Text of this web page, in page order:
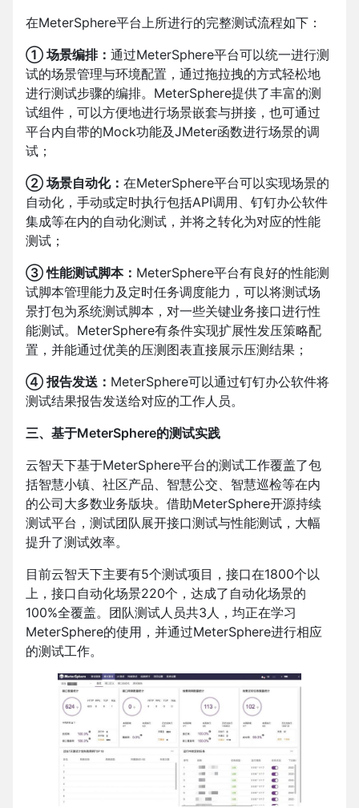
在MeterSphere平台上所进行的完整测试流程如下：
① 场景编排： 通过MeterSphere平台可以统一进行测
试的场景管理与环境配置，通过拖拉拽的方式轻松地
进行测试步骤的编排。MeterSphere提供了丰富的测
试组件，可以方便地进行场景嵌套与拼接，也可通过
平台内自带的Mock功能及JMeter函数进行场景的调
试；
② 场景自动化： 在MeterSphere平台可以实现场景的
自动化，手动或定时执行包括API调用、钉钉办公软件
集成等在内的自动化测试，并将之转化为对应的性能
测试；
③ 性能测试脚本： MeterSphere平台有良好的性能测
试脚本管理能力及定时任务调度能力，可以将测试场
景打包为系统测试脚本，对一些关键业务接口进行性
能测试。MeterSphere有条件实现扩展性发压策略配
置，并能通过优美的压测图表直接展示压测结果；
④ 报告发送： MeterSphere可以通过钉钉办公软件将
测试结果报告发送给对应的工作人员。
三、基于MeterSphere的测试实践
云智天下基于MeterSphere平台的测试工作覆盖了包
括智慧小镇、社区产品、智慧公交、智慧巡检等在内
的公司大多数业务版块。借助MeterSphere开源持续
测试平台，测试团队展开接口测试与性能测试，大幅
提升了测试效率。
目前云智天下主要有5个测试项目，接口在1800个以
上，接口自动化场景220个，达成了自动化场景的
100%全覆盖。团队测试人员共3人，均正在学习
MeterSphere的使用，并通过MeterSphere进行相应
的测试工作。